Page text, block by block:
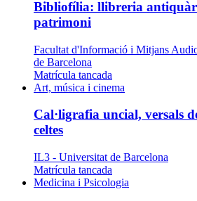
Bibliofília: llibreria
patrimoni
Facultat d'Informació i Mitjans
de Barcelona
Matrícula tancada
Art, música i cinema
Cal·ligrafia uncial, versals
celtes
IL3 - Universitat de Barcelona
Matrícula tancada
Medicina i Psicologia